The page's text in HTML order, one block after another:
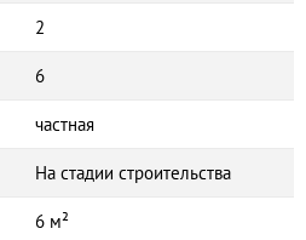
2
6
частная
На стадии строительства
6 м²